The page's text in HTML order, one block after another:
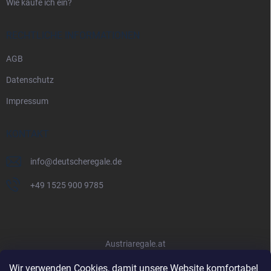
Wir verwenden Cookies, damit unsere Website komfortabel
Wie kaufe ich ein?
RECHTLICHE INFORMATIONEN
AGB
Datenschutz
Impressum
KONTAKT
info@deutscheregale.de
+49 1525 900 9785
Austriaregale.at